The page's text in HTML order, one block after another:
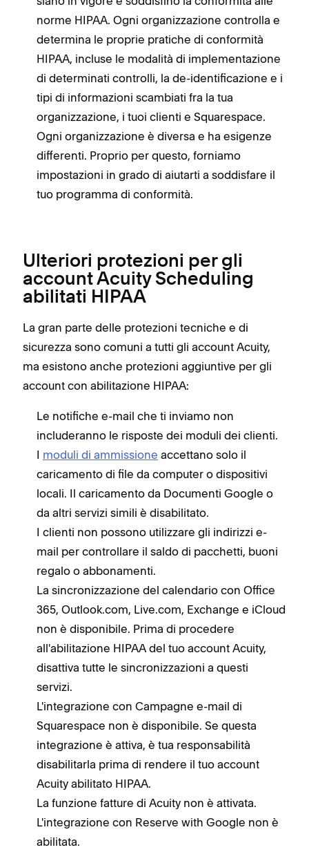
norme HIPAA. Ogni organizzazione controlla e
determina le proprie pratiche di conformità
HIPAA, incluse le modalità di implementazione
di determinati controlli, la de-identificazione e i
tipi di informazioni scambiati fra la tua
organizzazione, i tuoi clienti e Squarespace.
Ogni organizzazione è diversa e ha esigenze
differenti. Proprio per questo, forniamo
impostazioni in grado di aiutarti a soddisfare il
tuo programma di conformità.
Ulteriori protezioni per gli
account Acuity Scheduling
abilitati HIPAA
La gran parte delle protezioni tecniche e di
sicurezza sono comuni a tutti gli account Acuity,
ma esistono anche protezioni aggiuntive per gli
account con abilitazione HIPAA:
Le notifiche e-mail che ti inviamo non
includeranno le risposte dei moduli dei clienti.
I moduli di ammissione accettano solo il
caricamento di file da computer o dispositivi
locali. Il caricamento da Documenti Google o
da altri servizi simili è disabilitato.
I clienti non possono utilizzare gli indirizzi e-
mail per controllare il saldo di pacchetti, buoni
regalo o abbonamenti.
La sincronizzazione del calendario con Office
365, Outlook.com, Live.com, Exchange e iCloud
non è disponibile. Prima di procedere
all'abilitazione HIPAA del tuo account Acuity,
disattiva tutte le sincronizzazioni a questi
servizi.
L'integrazione con Campagne e-mail di
Squarespace non è disponibile. Se questa
integrazione è attiva, è tua responsabilità
disabilitarla prima di rendere il tuo account
Acuity abilitato HIPAA.
La funzione fatture di Acuity non è attivata.
L'integrazione con Reserve with Google non è
abilitata.